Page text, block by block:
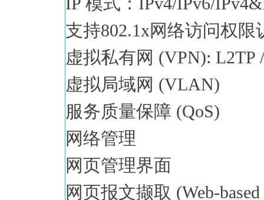
支持802.1x网络访问权限
虚拟私有网 (VPN): L2TP
虚拟局域网 (VLAN)
服务质量保障 (QoS)
网络管理
网页管理界面
网页报文撷取 (Web-